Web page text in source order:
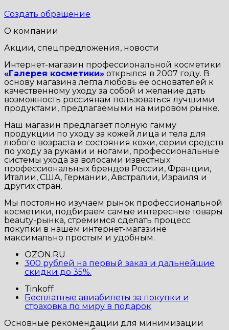
Создать обращение
О компании
Акции, спецпредложения, новости
Интернет-магазин профессиональной косметики
«Галерея косметики» открылся в 2007 году. В
основу магазина легла любовь ее основателей к
качественному уходу за собой и желание дать
возможность россиянам пользоваться лучшими
продуктами, предлагаемыми на мировом рынке.
Наш магазин предлагает полную гамму
продукции по уходу за кожей лица и тела для
любого возраста и состояния кожи, серии средств
по уходу за руками и ногами, профессиональные
системы ухода за волосами известных
профессиональных брендов России, Франции,
Италии, США, Германии, Австралии, Израиля и
других стран.
Мы постоянно изучаем рынок профессиональной
косметики, подбираем самые интересные товары
beauty-рынка, стремимся сделать процесс
покупки в нашем интернет-магазине
максимально простым и удобным.
OZON.RU
300 рублей на первый заказ и дальнейшие
скидки до 35%.
Tinkoff
Бесплатные авиабилеты за покупки и
страховка по миру в подарок
Основные рекомендации для минимизации